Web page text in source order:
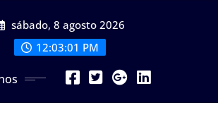
sábado, 8 agosto 2026
12:03:03 PM